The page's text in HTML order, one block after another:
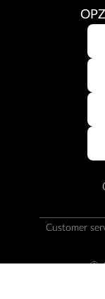
Customer
©